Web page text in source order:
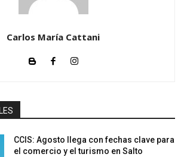
Carlos María Cattani
CCIS: Agosto llega con fechas clave para
el comercio y el turismo en Salto